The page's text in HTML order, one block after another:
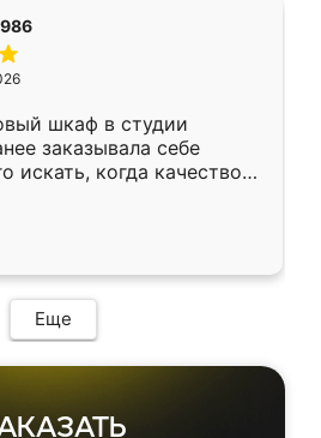
шкаф в студии
заказывала себе
искать, когда качеством
Служит кухня уже почти
нет.
Еще